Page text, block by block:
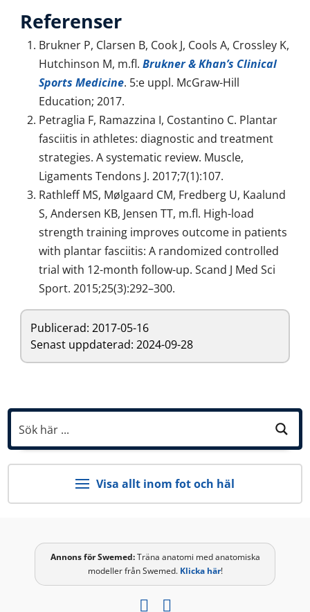
Referenser
Brukner P, Clarsen B, Cook J, Cools A, Crossley K,
Hutchinson M, m.fl. Brukner & Khan’s Clinical
Sports Medicine. 5:e uppl. McGraw-Hill
Education; 2017.
Petraglia F, Ramazzina I, Costantino C. Plantar
fasciitis in athletes: diagnostic and treatment
strategies. A systematic review. Muscle,
Ligaments Tendons J. 2017;7(1):107.
Rathleff MS, Mølgaard CM, Fredberg U, Kaalund
S, Andersen KB, Jensen TT, m.fl. High-load
strength training improves outcome in patients
with plantar fasciitis: A randomized controlled
trial with 12-month follow-up. Scand J Med Sci
Sport. 2015;25(3):292–300.
Publicerad:2017-05-16
Senast uppdaterad: 2024-09-28
Visa allt inom fot och häl
Annons förSwemed:Träna anatomi med anatomiska
modeller från Swemed. Klicka här!